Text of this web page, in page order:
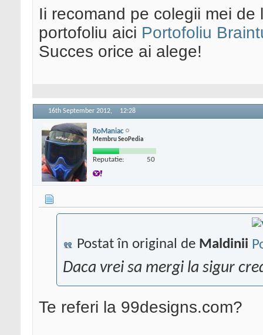
Ii recomand pe colegii mei
portofoliu aici Portofoliu
Succes orice ai alege!
16th September 2012, 12:28
RoManiac
Membru SeoPedia
Reputatie: 50
Postat în original de Maldinii
Daca vrei sa mergi la sigur
Te referi la 99designs.com?